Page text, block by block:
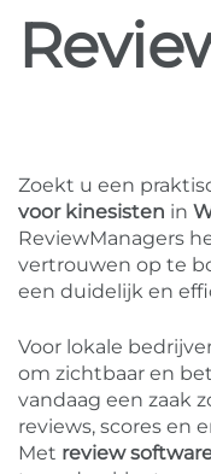
Zoekt u een
voor kinesisten in
ReviewManagers
vertrouwen op te
een duidelijk en
Voor lokale
om zichtbaar en
vandaag een zaak
reviews, scores en
Met review